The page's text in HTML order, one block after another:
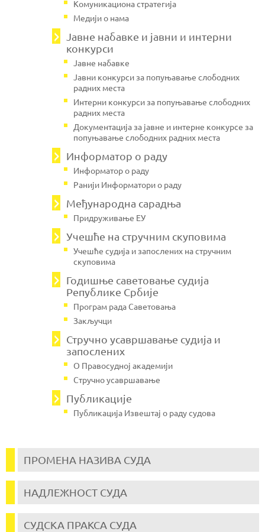
Комуникациона стратегија
Медији о нама
Јавнe набавке и јавни и интерни
конкурси
Јавне набавке
Јавни конкурси за попуњавање слободних
радних места
Интерни конкурси за попуњавање слободних
радних места
Документација за јавне и интерне конкурсе за
попуњавање слободних радних места
Информатор о раду
Информатор о раду
Ранији Информатори о раду
Међународна сарадња
Придруживање ЕУ
Учешће на стручним скуповима
Учешће судија и запослених на стручним
скуповима
Годишње саветовање судија
Републике Србије
Програм рада Саветовања
Закључци
Стручно усавршавање судија и
запослених
О Правосудној академији
Стручно усавршавање
Публикације
Публикација Извештај о раду судова
ПРОМЕНА НАЗИВА СУДА
НАДЛЕЖНОСТ СУДА
СУДСКА ПРАКСА СУДА